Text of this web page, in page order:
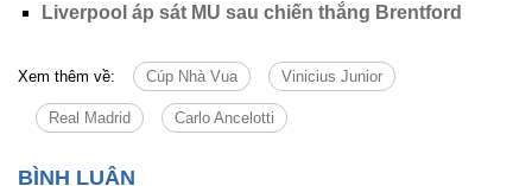
Liverpool áp sát MU sau chiến thắng Brentford
Xem thêm về: Cúp Nhà Vua Vinicius Junior
Real Madrid Carlo Ancelotti